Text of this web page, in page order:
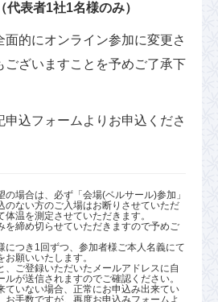
表者1社1名様のみ）
的にオンライン参加に変更さ
ございますことを予めご了承下
申込フォームよりお申込くださ
場合は、必ず「会場(ベルサール)参加」
のない方のご入場はお断りさせていただ
温を測定させていただきます。
締め切らせていただきますので予めご
つき1回ずつ、参加者様ご本人名義にて
願いいたします。
ご登録いただいたメールアドレスに自
が送信されますのでご確認ください。
ていない場合、正常にお申込み出来てい
お手数ですが、再度お申込みフォームよ